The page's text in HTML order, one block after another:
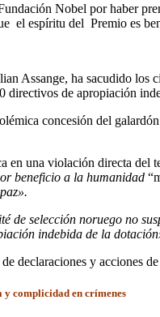
Nobel por haber
el espíritu del Premio es
Assange, ha sacudido los
directivos de apropiación
concesión del
en una violación directa del
beneficio a la humanidad
de selección noruego no
indebida de la
declaraciones y acciones
complicidad en crímenes